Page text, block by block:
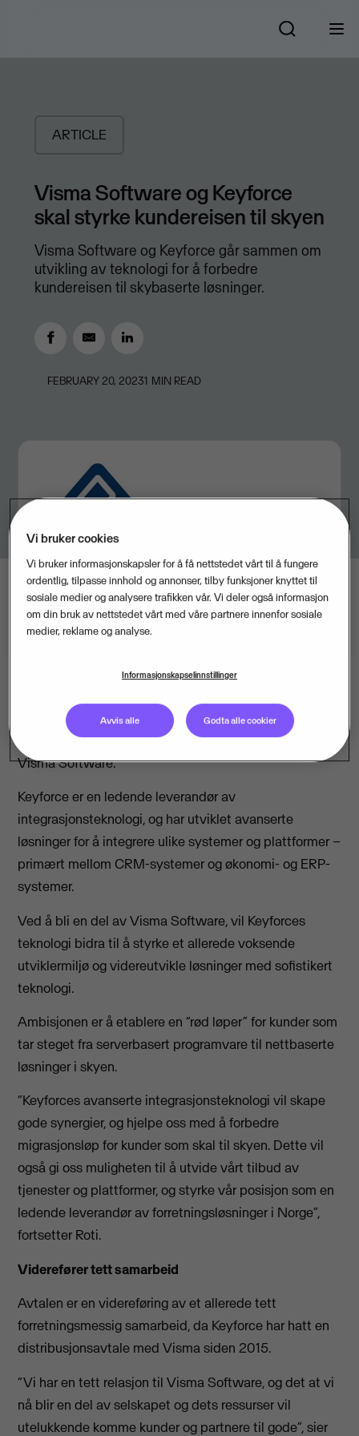
ARTICLE
Visma Software og Keyforce
skal styrke kundereisen til skyen
Visma Software og Keyforce går sammen om
utvikling av teknologi for å forbedre
kundereisen til skybaserte løsninger.
FEBRUARY 20, 20231 MIN READ
“Vi er veldig glade for å ønske Keyforce velkommen til
Visma Software-familien, sier Jarle Roti”, R&D direktør i
Visma Software.
Keyforce er en ledende leverandør av
integrasjonsteknologi, og har utviklet avanserte
løsninger for å integrere ulike systemer og plattformer –
primært mellom CRM-systemer og økonomi- og ERP-
systemer.
Ved å bli en del av Visma Software, vil Keyforces
teknologi bidra til å styrke et allerede voksende
utviklermiljø og videreutvikle løsninger med sofistikert
teknologi.
Ambisjonen er å etablere en “rød løper” for kunder som
tar steget fra serverbasert programvare til nettbaserte
løsninger i skyen.
“Keyforces avanserte integrasjonsteknologi vil skape
gode synergier, og hjelpe oss med å forbedre
migrasjonsløp for kunder som skal til skyen. Dette vil
også gi oss muligheten til å utvide vårt tilbud av
tjenester og plattformer, og styrke vår posisjon som en
ledende leverandør av forretningsløsninger i Norge”,
fortsetter Roti.
Viderefører tett samarbeid
Avtalen er en videreføring av et allerede tett
forretningsmessig samarbeid, da Keyforce har hatt en
distribusjonsavtale med Visma siden 2015.
“Vi har en tett relasjon til Visma Software, og det at vi
nå blir en del av selskapet og dets ressurser vil
utelukkende komme kunder og partnere til gode”, sier
Vi bruker cookies
Vi bruker informasjonskapsler for å få nettstedet vårt til å fungere
ordentlig, tilpasse innhold og annonser, tilby funksjoner knyttet til
sosiale medier og analysere trafikken vår. Vi deler også informasjon
om din bruk av nettstedet vårt med våre partnere innenfor sosiale
medier, reklame og analyse.
Informasjonskapselinnstillinger
Avvis alle Godta alle cookier